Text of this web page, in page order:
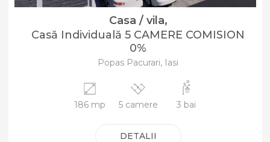
Casa / vila,
Casă Individuală 5 CAMERE COMISION
0%
Popas Pacurari, Iasi
186 mp 5 camere 3 bai
DETALII